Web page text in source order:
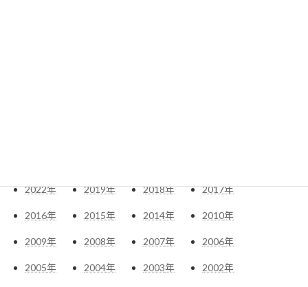
2022年 2019年 2018年 2017年
2016年 2015年 2014年 2010年
2009年 2008年 2007年 2006年
2005年 2004年 2003年 2002年